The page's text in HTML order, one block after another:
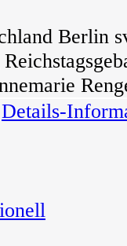
Berlin
Details-